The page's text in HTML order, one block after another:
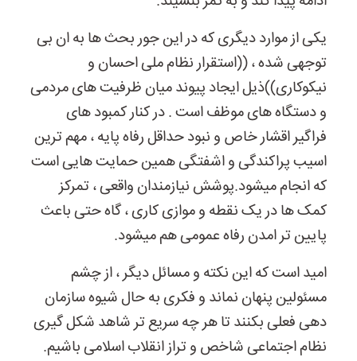
یکی از موارد دیگری که در این جور بحث ها به ان بی
توجهی شده ، ((استقرار نظام ملی احسان و
نیکوکاری))ذیل ایجاد پیوند میان ظرفیت های مردمی
و دستگاه های موظف است . در کنار کمبود های
فراگیراقشار خاص و نبود حداقل رفاه پایه ، مهم ترین
اسیب پراکندگی و اشفتگی همین حمایت هایی است
که انجام میشود.پوشش نیازمندان واقعی ، تمرکز
کمک ها در یک نقطه و موازی کاری ، گاه حتی باعث
پایین تر امدن رفاه عمومی هم میشود.
امید است که این نکته و مسائل دیگر ، از چشم
مسئولین پنهان نماند و فکری به حال شیوه سازمان
دهی فعلی بکنند تا هر چه سریع تر شاهد شکل گیری
نظام اجتماعی شاخص و تراز انقلاب اسلامی باشیم.